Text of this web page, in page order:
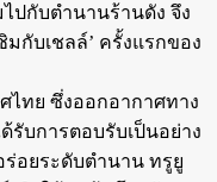
ปกับตำนานร้านดัง จึง
กับเชลล์’ ครั้งแรกของ
ศไทย ซึ่งออกอากาศทาง
รับการตอบรับเป็นอย่าง
อยระดับตำนาน ทรูยู